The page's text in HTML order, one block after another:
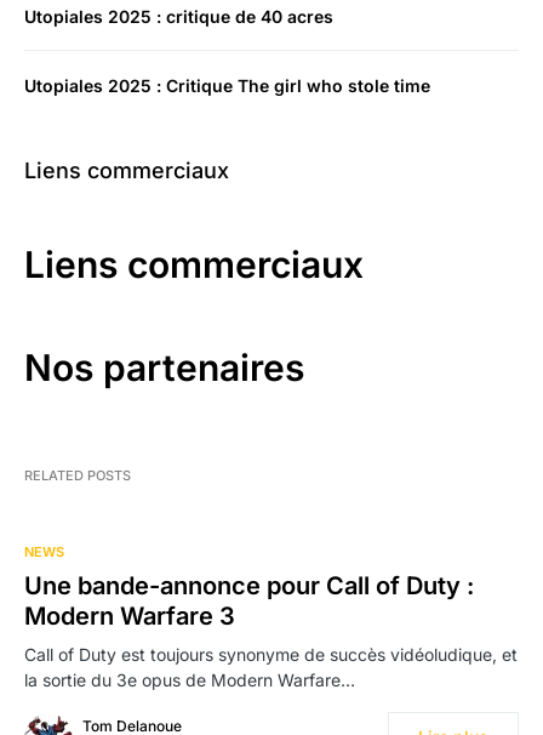
Utopiales 2025 : critique de 40 acres
Utopiales 2025 : Critique The girl who stole time
Liens commerciaux
Liens commerciaux
Nos partenaires
RELATED POSTS
NEWS
Une bande-annonce pour Call of Duty :
Modern Warfare 3
Call of Duty est toujours synonyme de succès vidéoludique, et
la sortie du 3e opus de Modern Warfare…
Tom Delanoue